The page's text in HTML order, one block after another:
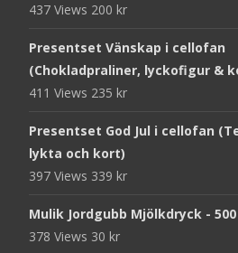
437 Views 200 kr
Presentset Vänskap i cellofan
(Chokladpraliner, lyckofigur &
411 Views 235 kr
Presentset God Jul i cellofan
lykta och kort)
397 Views 339 kr
Mulik Jordgubb Mjölkdryck -
378 Views 30 kr